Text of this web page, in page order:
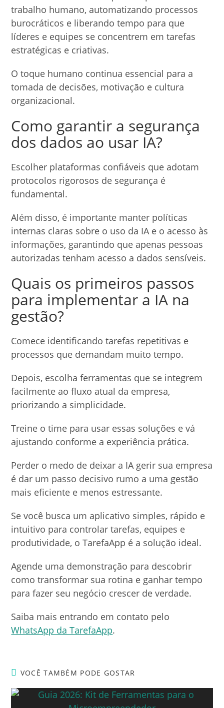
trabalho humano, automatizando processos
burocráticos e liberando tempo para que
líderes e equipes se concentrem em tarefas
estratégicas e criativas.
O toque humano continua essencial para a
tomada de decisões, motivação e cultura
organizacional.
Como garantir a segurança
dos dados ao usar IA?
Escolher plataformas confiáveis que adotam
protocolos rigorosos de segurança é
fundamental.
Além disso, é importante manter políticas
internas claras sobre o uso da IA e o acesso às
informações, garantindo que apenas pessoas
autorizadas tenham acesso a dados sensíveis.
Quais os primeiros passos
para implementar a IA na
gestão?
Comece identificando tarefas repetitivas e
processos que demandam muito tempo.
Depois, escolha ferramentas que se integrem
facilmente ao fluxo atual da empresa,
priorizando a simplicidade.
Treine o time para usar essas soluções e vá
ajustando conforme a experiência prática.
Perder o medo de deixar a IA gerir sua empresa
é dar um passo decisivo rumo a uma gestão
mais eficiente e menos estressante.
Se você busca um aplicativo simples, rápido e
intuitivo para controlar tarefas, equipes e
produtividade, o TarefaApp é a solução ideal.
Agende uma demonstração para descobrir
como transformar sua rotina e ganhar tempo
para fazer seu negócio crescer de verdade.
Saiba mais entrando em contato pelo
WhatsApp da TarefaApp.
VOCÊ TAMBÉM PODE GOSTAR